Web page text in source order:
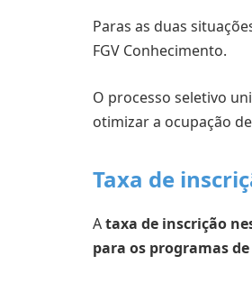
Paras as duas
FGV Conhecimento.
O processo seletivo
otimizar a ocupação
Taxa de
Ataxa de inscrição
para os programas